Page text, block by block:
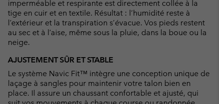
imperméable et respirante est directement collée à la
tige en cuir et en textile. Résultat : l’humidité reste à
l’extérieur et la transpiration s’évacue. Vos pieds restent
au sec et à l’aise, même sous la pluie, dans la boue ou la
neige.
AJUSTEMENT SÛR ET STABLE
Le système Navic Fit™ intègre une conception unique de
laçage à sangles pour maintenir votre talon bien en
place. Il assure un chaussant confortable et ajusté, qui